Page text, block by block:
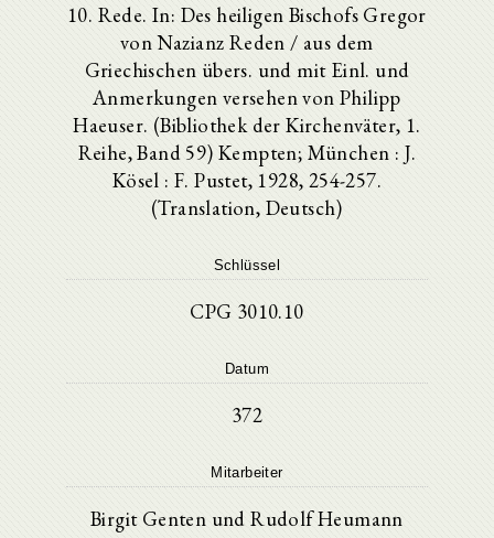
10. Rede. In: Des heiligen Bischofs Gregor
von Nazianz Reden / aus dem
Griechischen übers. und mit Einl. und
Anmerkungen versehen von Philipp
Haeuser. (Bibliothek der Kirchenväter, 1.
Reihe, Band 59) Kempten; München : J.
Kösel : F. Pustet, 1928, 254-257.
(Translation, Deutsch)
Schlüssel
CPG 3010.10
Datum
372
Mitarbeiter
Birgit Genten und Rudolf Heumann